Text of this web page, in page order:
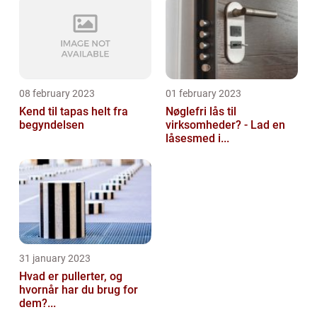
08 february 2023
Kend til tapas helt fra
begyndelsen
01 february 2023
Nøglefri lås til
virksomheder? - Lad en
låsesmed i...
31 january 2023
Hvad er pullerter, og
hvornår har du brug for
dem?...